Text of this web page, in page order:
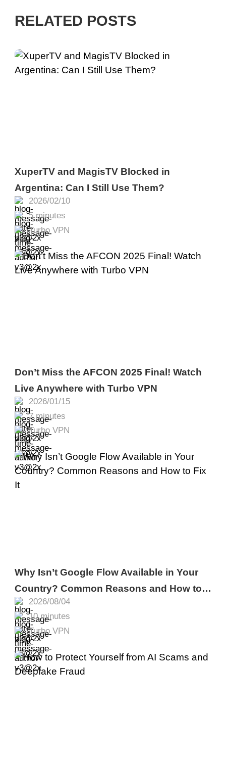
RELATED POSTS
2026/02/10
5 minutes
Turbo VPN
XuperTV and MagisTV Blocked in
Argentina: Can I Still Use Them?
2026/01/15
7 minutes
Turbo VPN
Don’t Miss the AFCON 2025 Final! Watch
Live Anywhere with Turbo VPN
2026/08/04
10 minutes
Turbo VPN
Why Isn’t Google Flow Available in Your
Country? Common Reasons and How to
Fix It